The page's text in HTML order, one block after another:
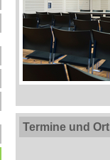
Termine und Ort